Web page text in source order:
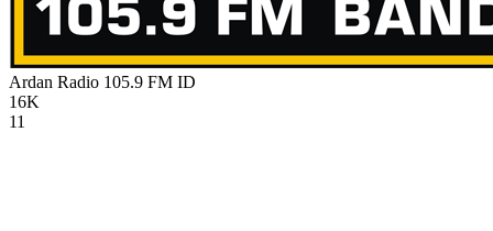
Ardan Radio 105.9 FM ID
16K
11